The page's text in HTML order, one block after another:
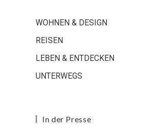
WOHNEN & DESIGN
REISEN
LEBEN & ENTDECKEN
UNTERWEGS
In der Presse